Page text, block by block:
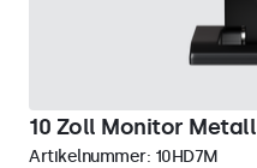
10 Zoll Monitor Metall
Artikelnummer: 10HD7M